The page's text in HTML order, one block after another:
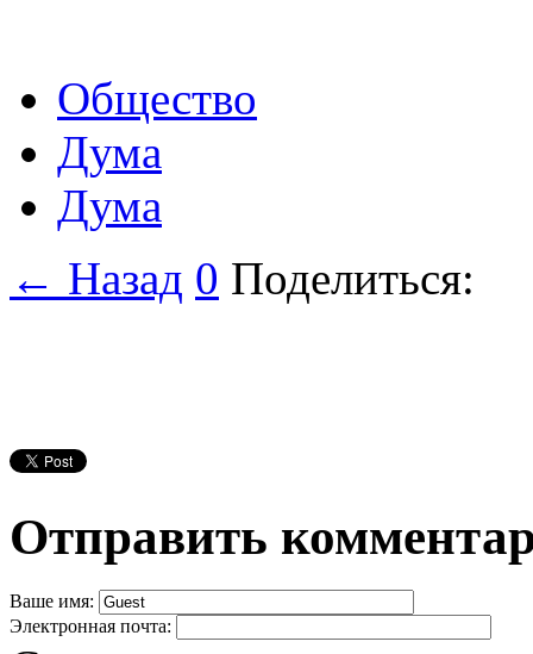
Общество
Дума
Дума
← Назад 0 Поделиться:
Отправить
Ваше имя:
Электронная почта: